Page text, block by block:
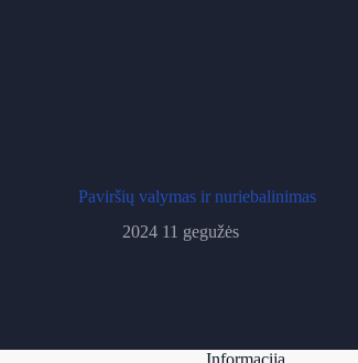
Paviršių valymas ir nuriebalinimas
2024 11 gegužės